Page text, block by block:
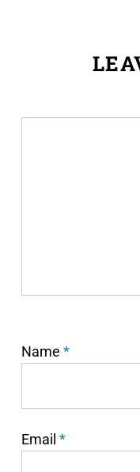
Name *
Email *